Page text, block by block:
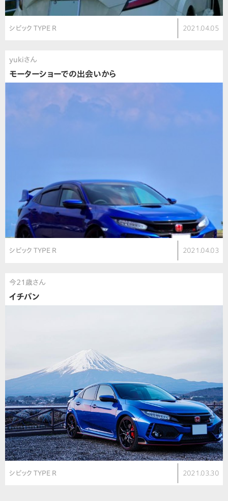
シビック TYPE R 2021.04.05
yukiさん
モーターショーでの出会いから
シビック TYPE R 2021.04.03
今21歳さん
イチバン
シビック TYPE R 2021.03.30